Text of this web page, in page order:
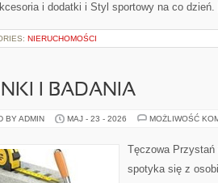
i dodatki i Styl sportowy na co
NIERUCHOMOŚCI
I BADANIA
BY ADMIN MAJ - 23 - 2026 MOŻLIWOŚĆ
Tęczowa
spotyka się z